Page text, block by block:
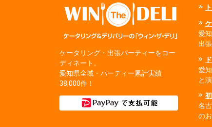
愛
出
愛
と
名
の
ケータリング・出張パーティーをコー
ディネート。
愛知県全域・パーティー累計実績
38,000件！